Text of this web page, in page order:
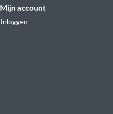
Mijn account
Inloggen